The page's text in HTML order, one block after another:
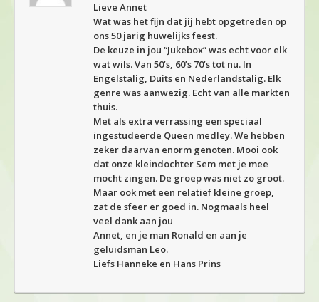
Lieve Annet
Wat was het fijn dat jij hebt opgetreden op
ons 50 jarig huwelijks feest.
De keuze in jou “Jukebox” was echt voor elk
wat wils. Van 50’s, 60’s 70’s tot nu. In
Engelstalig, Duits en Nederlandstalig. Elk
genre was aanwezig. Echt van alle markten
thuis.
Met als extra verrassing een speciaal
ingestudeerde Queen medley. We hebben
zeker daarvan enorm genoten. Mooi ook
dat onze kleindochter Sem met je mee
mocht zingen. De groep was niet zo groot.
Maar ook met een relatief kleine groep,
zat de sfeer er goed in. Nogmaals heel
veel dank aan jou
Annet, en je man Ronald en aan je
geluidsman Leo.
Liefs Hanneke en Hans Prins